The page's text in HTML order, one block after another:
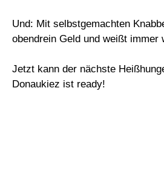
Und: Mit selbstgemachten
obendrein Geld und weißt immer
Jetzt kann der nächste
Donaukiez ist ready!